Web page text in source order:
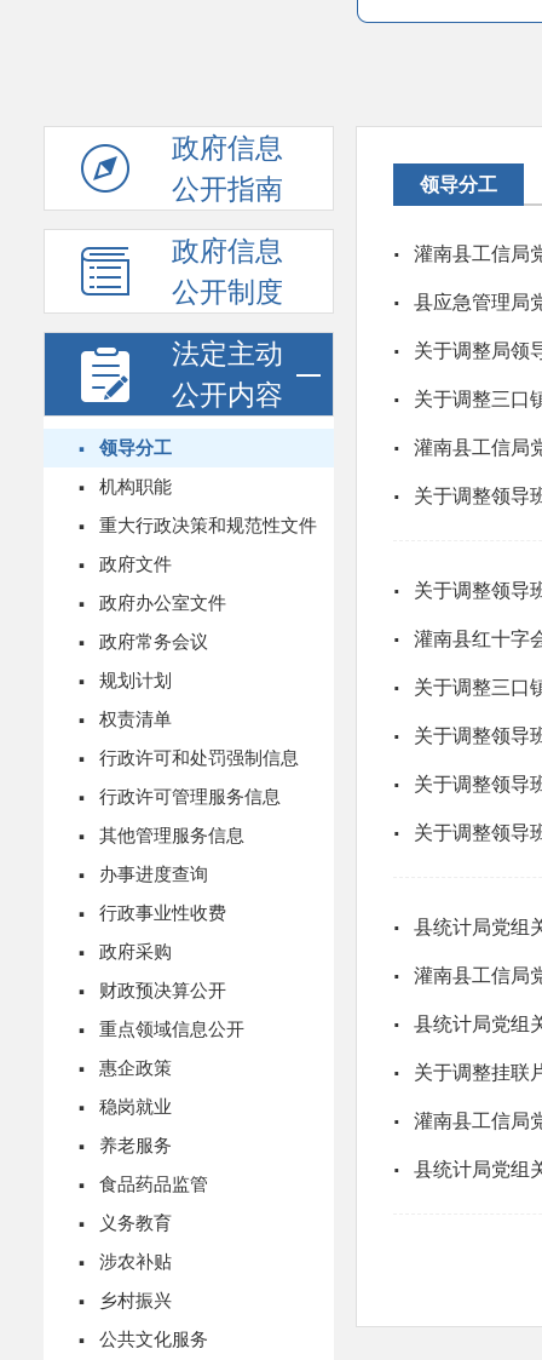
政府信息
公开指南
政府信息
公开制度
法定主动
公开内容
· 领导分工
· 机构职能
· 重大行政决策和规范性文件
· 政府文件
· 政府办公室文件
· 政府常务会议
· 规划计划
· 权责清单
· 行政许可和处罚强制信息
· 行政许可管理服务信息
· 其他管理服务信息
· 办事进度查询
· 行政事业性收费
· 政府采购
· 财政预决算公开
· 重点领域信息公开
· 惠企政策
· 稳岗就业
· 养老服务
· 食品药品监管
· 义务教育
· 涉农补贴
· 乡村振兴
· 公共文化服务
领导分工
· 灌南县工信局
· 县应急管理局
· 关于调整局领
· 关于调整三口
· 灌南县工信局
· 关于调整领导
· 关于调整领导
· 灌南县红十字
· 关于调整三口
· 关于调整领导
· 关于调整领导
· 关于调整领导
· 县统计局党组
· 灌南县工信局
· 县统计局党组
· 关于调整挂联
· 灌南县工信局
· 县统计局党组